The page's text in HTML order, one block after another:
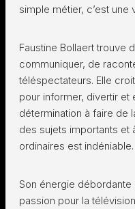
simple métier, c’est une
Faustine Bollaert trouve
communiquer, de
téléspectateurs. Elle
pour informer, divertir et
détermination à faire de
des sujets importants et
ordinaires est indéniable.
Son énergie débordante
passion pour la